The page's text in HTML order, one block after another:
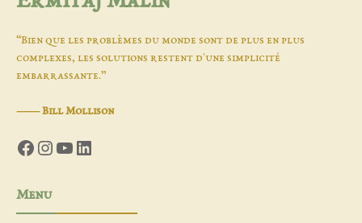
“Bien que les problèmes du monde sont de plus en plus
complexes, les solutions restent d'une simplicité
embarrassante.”
―Bill Mollison
Facebook
Instagram
YouTube
LinkedIn
Menu